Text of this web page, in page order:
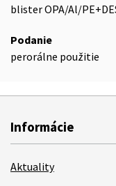
blister OPA/Al/
Podanie
perorálne použitie
Informácie
Aktuality